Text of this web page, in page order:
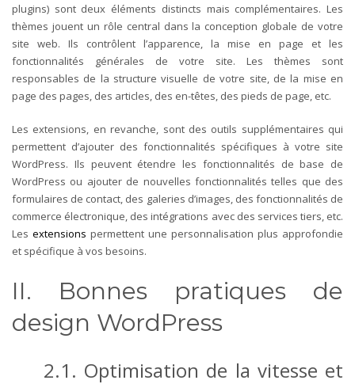
plugins) sont deux éléments distincts mais complémentaires. Les
thèmes jouent un rôle central dans la conception globale de votre
site web. Ils contrôlent l’apparence, la mise en page et les
fonctionnalités générales de votre site. Les thèmes sont
responsables de la structure visuelle de votre site, de la mise en
page des pages, des articles, des en-têtes, des pieds de page, etc.
Les extensions, en revanche, sont des outils supplémentaires qui
permettent d’ajouter des fonctionnalités spécifiques à votre site
WordPress. Ils peuvent étendre les fonctionnalités de base de
WordPress ou ajouter de nouvelles fonctionnalités telles que des
formulaires de contact, des galeries d’images, des fonctionnalités de
commerce électronique, des intégrations avec des services tiers, etc.
Les extensions permettent une personnalisation plus approfondie
et spécifique à vos besoins.
II. Bonnes pratiques de
design WordPress
2.1. Optimisation de la vitesse et